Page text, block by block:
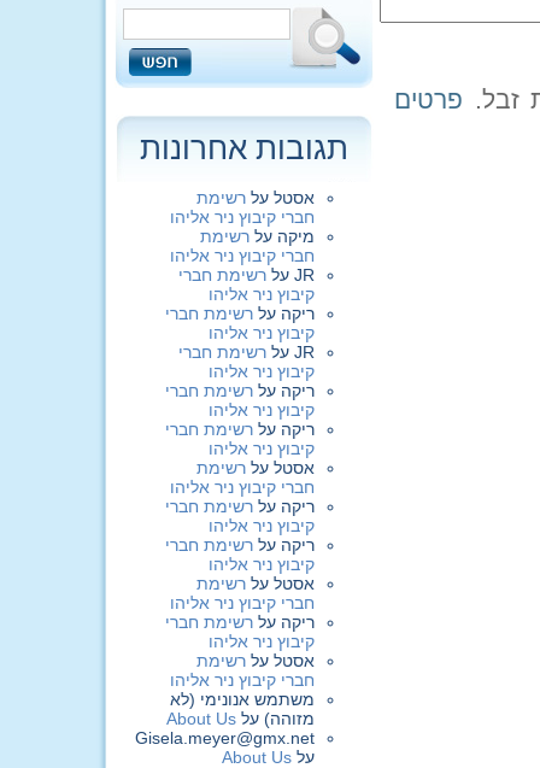
פרטים
תגובות אחרונות
אסטל על רשימת
חברי קיבוץ ניר אליהו
מיקה על רשימת
חברי קיבוץ ניר אליהו
JR על רשימת חברי
קיבוץ ניר אליהו
ריקה על רשימת חברי
קיבוץ ניר אליהו
JR על רשימת חברי
קיבוץ ניר אליהו
ריקה על רשימת חברי
קיבוץ ניר אליהו
ריקה על רשימת חברי
קיבוץ ניר אליהו
אסטל על רשימת
חברי קיבוץ ניר אליהו
ריקה על רשימת חברי
קיבוץ ניר אליהו
ריקה על רשימת חברי
קיבוץ ניר אליהו
אסטל על רשימת
חברי קיבוץ ניר אליהו
ריקה על רשימת חברי
קיבוץ ניר אליהו
אסטל על רשימת
חברי קיבוץ ניר אליהו
משתמש אנונימי (לא
מזוהה) על About Us
Gisela.meyer@gmx.net
על About Us